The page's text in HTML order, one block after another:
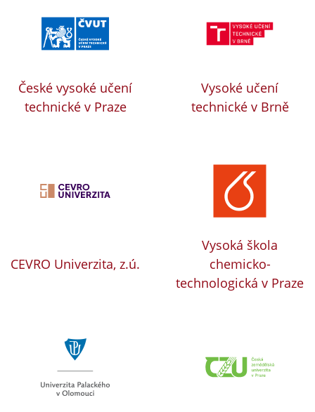
České vysoké učení
technické v Praze
Vysoké učení
technické v Brně
CEVRO Univerzita, z.ú.
Vysoká škola
chemicko-
technologická v Praze